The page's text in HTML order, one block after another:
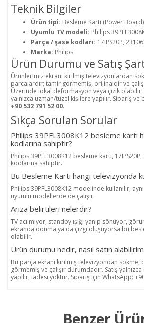
Teknik Bilgiler
Ürün tipi: Besleme Kartı (Power Board)
Uyumlu TV modeli: Philips
Parça / şase kodları: 17IPS20P,
Marka: Philips
Ürün Durumu ve Satış
Ürünlerimiz ekranı kırılmış televizyonlardan
parçalardır; tamir görmemiş, orijinaldir ve
Üzerinde lokal deformasyon veya çizik olabilir.
yalnızca uzman/tüzel kişilere yapılır. Sipariş ve
+90 532 791 52 00.
Sıkça Sorulan Sorular
Philips 39PFL3008K12 besleme kartı
kodlarına sahiptir?
Philips 39PFL3008K12 besleme kartı,
kodlarına sahiptir.
Bu Besleme Kartı hangi televizyonda
Philips 39PFL3008K12 modelinde kullanılır;
uyumlu modellerde de çalışır.
Arıza belirtileri nelerdir?
TV açılmıyor, standby ışığı yanıp sönüyor,
ekranda donma ya da çizgi oluşuyorsa bu
olabilir.
Ürün durumu nedir, nasıl satın
Bu parça ekranı kırılmış televizyondan
görmemiş ve çalışır durumdadır. Satış
yapılır, iadesi yoktur. Sipariş için WhatsApp:
Benzer